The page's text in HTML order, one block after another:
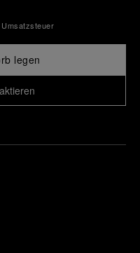
legen